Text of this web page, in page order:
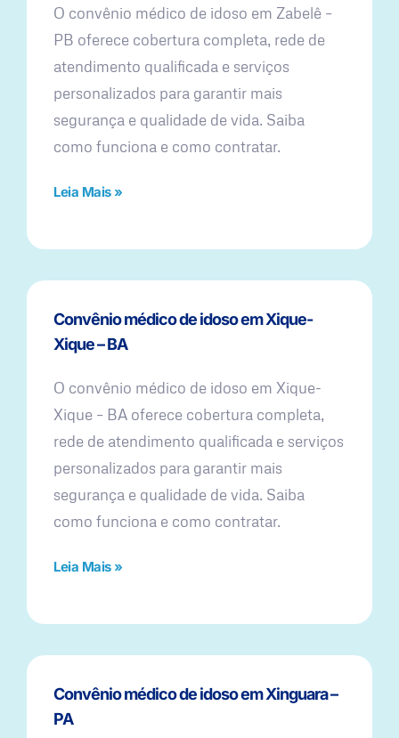
O convênio médico de idoso em Zabelê –
PB oferece cobertura completa, rede de
atendimento qualificada e serviços
personalizados para garantir mais
segurança e qualidade de vida. Saiba
como funciona e como contratar.
Leia Mais »
Convênio médico de idoso em Xique-
Xique – BA
O convênio médico de idoso em Xique-
Xique – BA oferece cobertura completa,
rede de atendimento qualificada e serviços
personalizados para garantir mais
segurança e qualidade de vida. Saiba
como funciona e como contratar.
Leia Mais »
Convênio médico de idoso em Xinguara –
PA